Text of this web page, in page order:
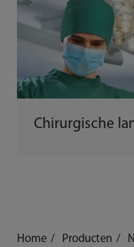
Chirurgische
Home Producten